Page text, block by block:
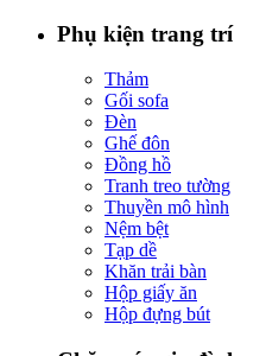
Phụ kiện trang trí
Thảm
Gối sofa
Đèn
Ghế đôn
Đồng hồ
Tranh treo tường
Thuyền mô hình
Nệm bệt
Tạp dề
Khăn trải bàn
Hộp giấy ăn
Hộp đựng bút